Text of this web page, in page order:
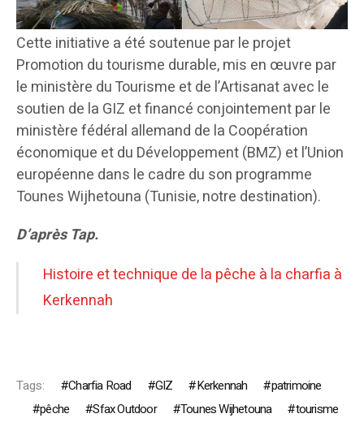
Cette initiative a été soutenue par le projet
Promotion du tourisme durable, mis en œuvre par
le ministère du Tourisme et de l’Artisanat avec le
soutien de la GIZ et financé conjointement par le
ministère fédéral allemand de la Coopération
économique et du Développement (BMZ) et l’Union
européenne dans le cadre du son programme
Tounes Wijhetouna (Tunisie, notre destination).
D’après Tap.
Histoire et technique de la pêche à la charfia à
Kerkennah
Tags: Charfia Road GIZ Kerkennah
patrimoine
pêche
Sfax Outdoor Tounes Wijhetouna tourisme